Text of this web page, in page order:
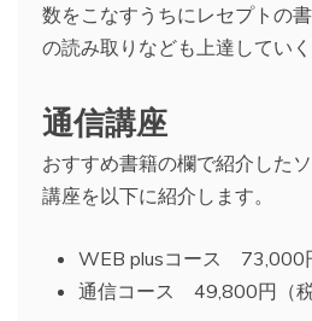
数をこなすうちにレセプトの
の読み取りなども上達していく
通信講座
おすすめ書籍の欄で紹介した
講座を以下に紹介します。
WEB plusコース 73,000
通信コース 49,800円（税